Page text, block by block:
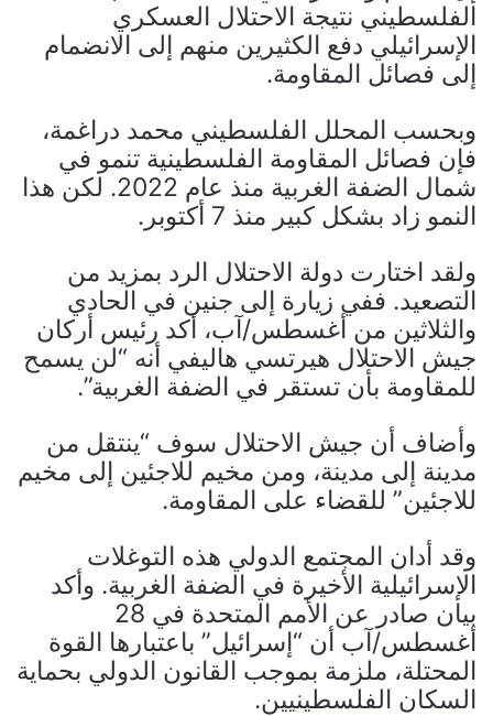
الفلسطيني نتيجة الاحتلال العسكري
الإسرائيلي دفع الكثيرين منهم إلى الانضمام
إلى فصائل المقاومة.
وبحسب المحلل الفلسطيني محمد دراغمة،
فإن فصائل المقاومة الفلسطينية تنمو في
شمال الضفة الغربية منذ عام 2022. لكن هذا
النمو زاد بشكل كبير منذ 7 أكتوبر.
ولقد اختارت دولة الاحتلال الرد بمزيد من
التصعيد. ففي زيارة إلى جنين في الحادي
والثلاثين من أغسطس/آب، أكد رئيس أركان
جيش الاحتلال هيرتسي هاليفي أنه “لن يسمح
للمقاومة بأن تستقر في الضفة الغربية”.
وأضاف أن جيش الاحتلال سوف “ينتقل من
مدينة إلى مدينة، ومن مخيم للاجئين إلى مخيم
للاجئين” للقضاء على المقاومة.
وقد أدان المجتمع الدولي هذه التوغلات
الإسرائيلية الأخيرة في الضفة الغربية. وأكد
بيان صادر عن الأمم المتحدة في 28
أغسطس/آب أن “إسرائيل” باعتبارها القوة
المحتلة، ملزمة بموجب القانون الدولي بحماية
السكان الفلسطينيين.